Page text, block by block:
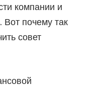
компании и
Вот почему так
совет